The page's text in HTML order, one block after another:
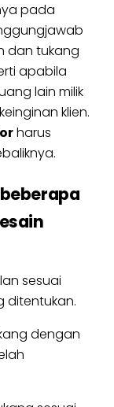
pada
dan tukang
apabila
lain milik
klien.
harus
sesuai
ditentukan.
dengan